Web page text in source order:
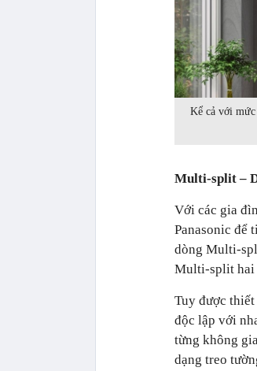
Kể cả với
Multi-split –
Với các gia
Panasonic để
dòng Multi-
Multi-split hai
Tuy được
độc lập với
từng không
dạng treo